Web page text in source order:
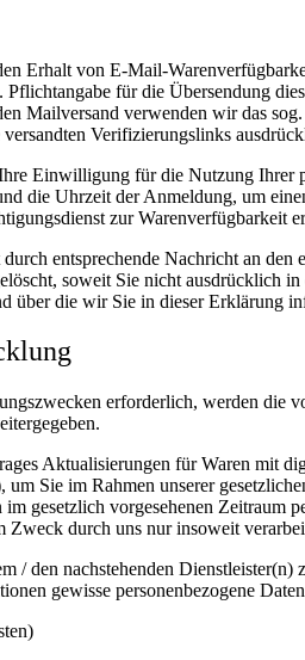
Erhalt von E-Mail-
für die Übersendung
Mailversand verwenden wir das
Verifizierungslinks
Einwilligung für die Nutzung
die Uhrzeit der Anmeldung, um
zur Warenverfügbarkeit
entsprechende Nachricht an
soweit Sie nicht ausdrücklich
über die wir Sie in dieser Erklärung
erforderlich, werden die
Aktualisierungen für Waren mit
Sie im Rahmen unserer
gesetzlich vorgesehenen
Zweck durch uns nur insoweit
den nachstehenden
gewisse personenbezogene